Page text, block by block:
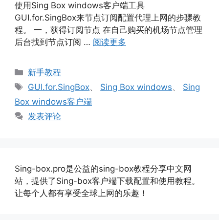
使用Sing Box windows客户端工具
GUI.for.SingBox来节点订阅配置代理上网的步骤教
程。 一，获得订阅节点 在自己购买的机场节点管理
后台找到节点订阅 … 阅读更多
分
类
新手教程
标
签
GUI.for.SingBox、 Sing Box windows、 Sing
Box windows客户端
发表评论
Sing-box.pro是公益的sing-box教程分享中文网
站，提供了Sing-box客户端下载配置和使用教程。
让每个人都有享受全球上网的乐趣！